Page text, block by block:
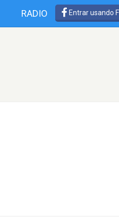
RADIO Entrar usando